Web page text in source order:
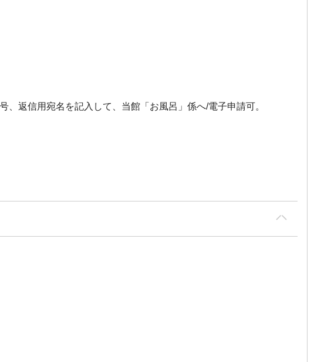
返信用宛名を記入して、当館「お風呂」係へ/電子申請可。